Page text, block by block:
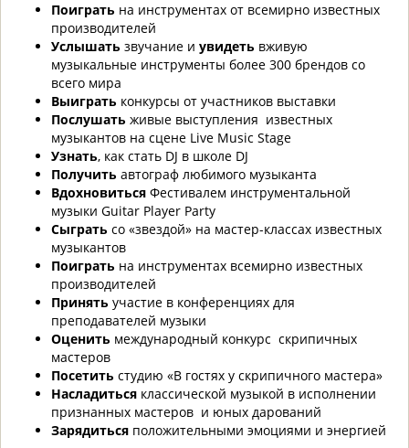
Поиграть на инструментах от всемирно известных
производителей
Услышать звучание и увидеть вживую
музыкальные инструменты более 300 брендов со
всего мира
Выиграть конкурсы от участников выставки
Послушать живые выступления известных
музыкантов на сцене Live Music Stage
Узнать, как стать DJ в школе DJ
Получить автограф любимого музыканта
Вдохновиться Фестивалем инструментальной
музыки Guitar Player Party
Сыграть со «звездой» на мастер-классах известных
музыкантов
Поиграть на инструментах всемирно известных
производителей
Принять участие в конференциях для
преподавателей музыки
Оценить международный конкурс скрипичных
мастеров
Посетить студию «В гостях у скрипичного мастера»
Насладиться классической музыкой в исполнении
признанных мастеров и юных дарований
Зарядиться положительными эмоциями и энергией